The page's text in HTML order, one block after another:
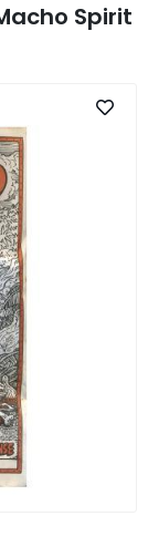
Spirit